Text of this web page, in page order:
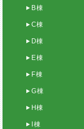
B棟
C棟
D棟
E棟
F棟
G棟
H棟
I棟